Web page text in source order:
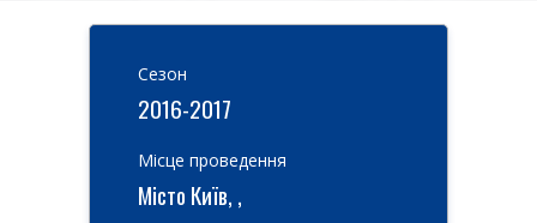
Cезон
2016-2017
Місце проведення
Місто Київ, ,